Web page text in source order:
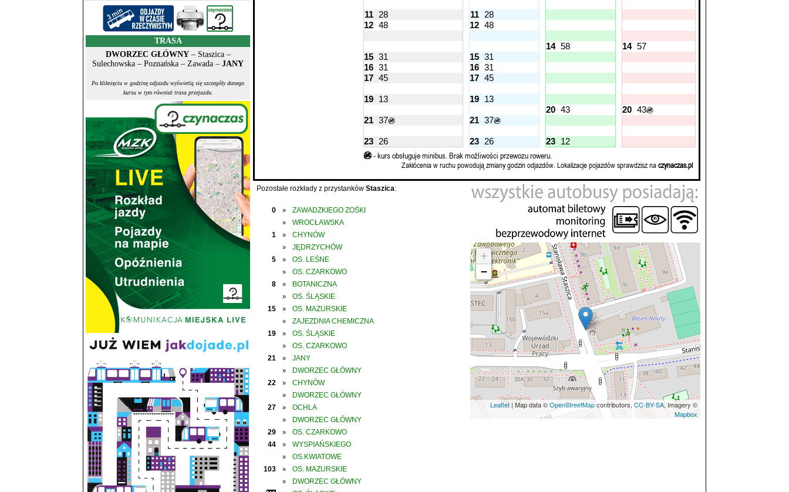
TRASA
DWORZEC GŁÓWNY– Staszica –
Sulechowska – Poznańska – Zawada – JANY
Po kliknięciu w godzinę odjazdu wyświetlą się szczegóły danego
kursu w tym również trasa przejazdu.
11 28 11
28
12 48 12 48
14 58 14 57
15 31 15 31
16 31 16 31
17 45 17 45
19 13 19 13
20 43 20 43🚳
21 37🚳 21 37🚳
23 26 23 26 23 12
🚳- kurs obsługuje minibus. Brak możliwości przewozu roweru.
Zakłócenia w ruchu powodują zmiany godzin odjazdów. Lokalizacje pojazdów sprawdzisz naczynaczas.pl
Pozostałe rozkłady z przystanków Staszica:
0 » ZAWADZKIEGO ZOŚKI
»
WROCŁAWSKA
1
» CHYNÓW
»
JĘDRZYCHÓW
5
» OS. LEŚNE
»
OS. CZARKOWO
8
» BOTANICZNA
»
OS. ŚLĄSKIE
15
» OS. MAZURSKIE
»
ZAJEZDNIA CHEMICZNA
19
» OS. ŚLĄSKIE
»
OS. CZARKOWO
21
» JANY
»
DWORZEC GŁÓWNY
22
» CHYNÓW
»
DWORZEC GŁÓWNY
27
» OCHLA
»
DWORZEC GŁÓWNY
29
»
OS. CZARKOWO
44
» WYSPIAŃSKIEGO
»
OS.KWIATOWE
103
» OS. MAZURSKIE
»
DWORZEC GŁÓWNY
+
−
Leaflet | Map data ©OpenStreetMapcontributors, CC-BY-SA, Imagery ©
Mapbox